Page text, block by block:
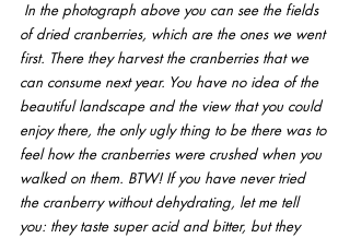
In the photograph above you can see the fields
of dried cranberries, which are the ones we went
first. There they harvest the cranberries that we
can consume next year. You have no idea of the
beautiful landscape and the view that you could
enjoy there, the only ugly thing to be there was to
feel how the cranberries were crushed when you
walked on them. BTW! If you have never tried
the cranberry without dehydrating, let me tell
you: they taste super acid and bitter, but they